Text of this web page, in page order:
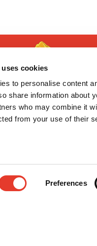
cookies
to personalise content
share information about
who may combine it
from your use of their
Preferences